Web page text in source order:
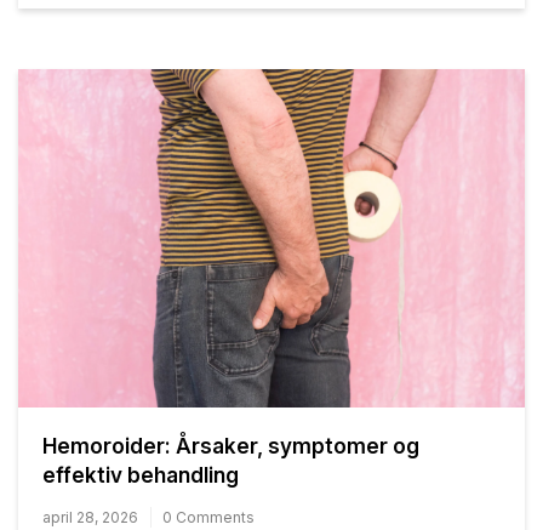
Hemoroider: Årsaker, symptomer og
effektiv behandling
april 28, 2026 0 Comments